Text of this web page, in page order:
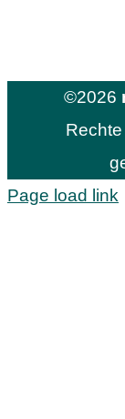
©2026
Page load link